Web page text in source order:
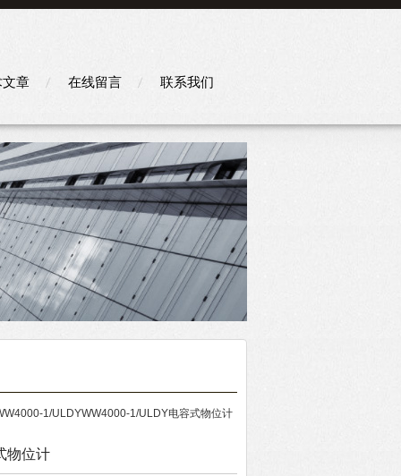
章 在线留言 联系我们
1/ULDYWW4000-1/ULDY电容式物位计
物位计